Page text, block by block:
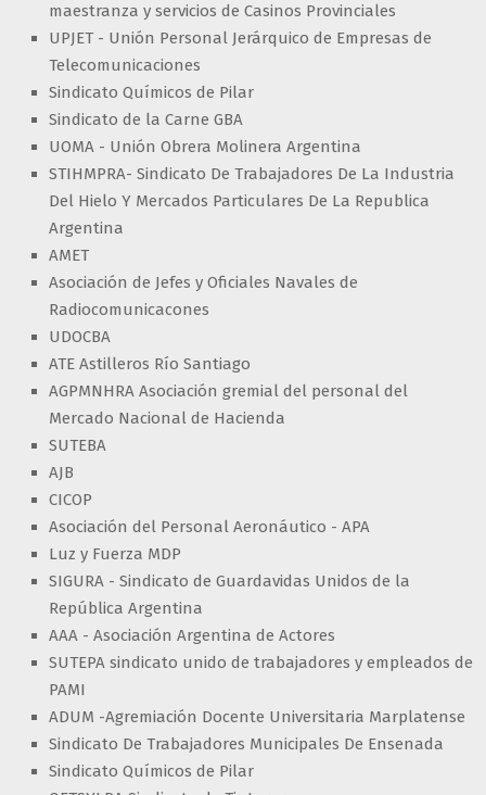
maestranza y servicios de Casinos Provinciales
UPJET - Unión Personal Jerárquico de Empresas de
Telecomunicaciones
Sindicato Químicos de Pilar
Sindicato de la Carne GBA
UOMA - Unión Obrera Molinera Argentina
STIHMPRA- Sindicato De Trabajadores De La Industria
Del Hielo Y Mercados Particulares De La Republica
Argentina
AMET
Asociación de Jefes y Oficiales Navales de
Radiocomunicacones
UDOCBA
ATE Astilleros Río Santiago
AGPMNHRA Asociación gremial del personal del
Mercado Nacional de Hacienda
SUTEBA
AJB
CICOP
Asociación del Personal Aeronáutico - APA
Luz y Fuerza MDP
SIGURA - Sindicato de Guardavidas Unidos de la
República Argentina
AAA - Asociación Argentina de Actores
SUTEPA sindicato unido de trabajadores y empleados de
PAMI
ADUM -Agremiación Docente Universitaria Marplatense
Sindicato De Trabajadores Municipales De Ensenada
Sindicato Químicos de Pilar